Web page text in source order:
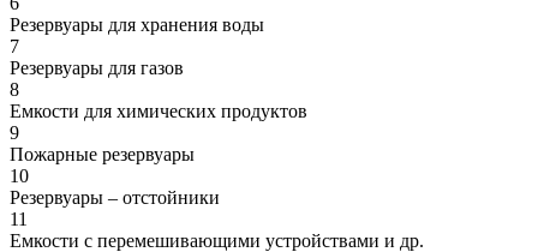
Резервуары для хранения воды
7
Резервуары для газов
8
Емкости для химических продуктов
9
Пожарные резервуары
10
Резервуары – отстойники
11
Емкости с перемешивающими устройствами и др.